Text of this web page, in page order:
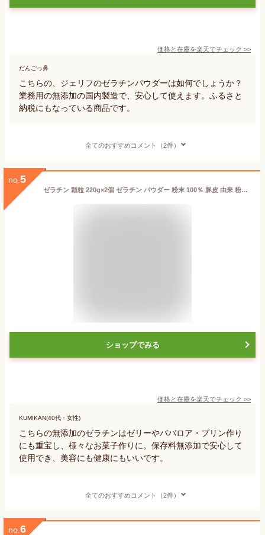
価格と在庫を楽天でチェック >>
だんごっ鼻
こちらの、ジェリフのゼラチンパウダーは如何でしょうか？
業務用の無添加の国内製造で、安心して使えます。ふるさと
納税にもなっている商品です。
全てのおすすめコメント（2件）
no. 5
ゼラチン 顆粒 220g×2個 ゼラチン パウダー 粉末 100％ 豚皮 由来 粉ゼラチン 保存料 無添加 ゼラチンサプリメント 無着色 無香料 国産 プロ愛用 家庭用 業務用 ロングセラー マルチタイプ 水溶性 美容 健康 サプリ お菓子 作り 製菓 材料 凝固剤 ゼリー ババロア プリン
ショップでみる
価格と在庫を楽天でチェック >>
KUMIKAN(40代・女性)
こちらの無添加のゼラチンはゼリーやババロア・プリン作り
にも重宝し、様々なお菓子作りに。保存料無添加で安心して
使用でき、美容にも健康にもいいです。
全てのおすすめコメント（2件）
no. 6